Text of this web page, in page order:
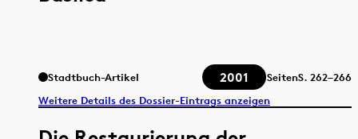
Stadtbuch-Artikel 2001 SeitenS. 262–266
Weitere Details des Dossier-Eintrags anzeigen